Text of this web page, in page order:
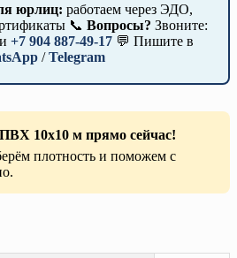
юрлиц: работаем через ЭДО,
📞 Вопросы? Звоните:
+7 904 887-49-17💬 Пишите в
/Telegram
ПВХ 10х10 м прямо сейчас!
плотность и поможем с